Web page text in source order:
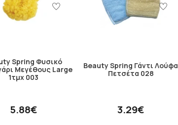
Spring Φυσικό
Μεγέθους Large
1τμχ 003
5.88€
Beauty Spring Γάντι Λούφα
Πετσέτα 028
3.29€